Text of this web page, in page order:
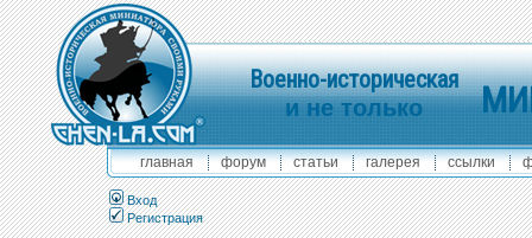
Военно-историческая
и не только
главная форум статьи галерея ссылки
Вход
Регистрация